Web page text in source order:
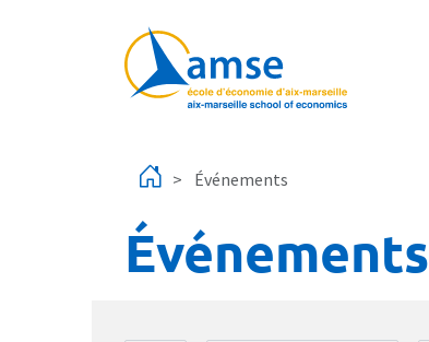
Événements
Événements